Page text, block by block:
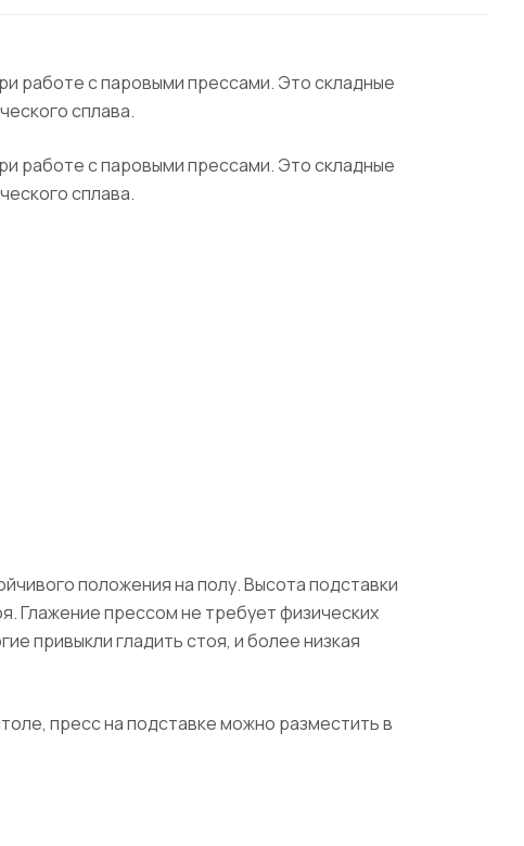
работе с паровыми прессами. Это складные
сплава.
работе с паровыми прессами. Это складные
сплава.
положения на полу. Высота подставки
Глажение прессом не требует физических
привыкли гладить стоя, и более низкая
пресс на подставке можно разместить в